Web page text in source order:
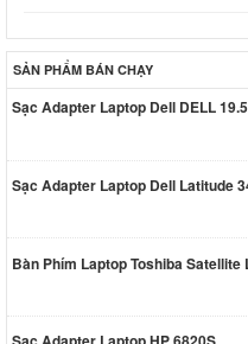
SẢN PHẨM BÁN CHẠY
Sạc Adapter Laptop Dell DELL
Sạc Adapter Laptop Dell Latitude
Bàn Phím Laptop Toshiba Satellite